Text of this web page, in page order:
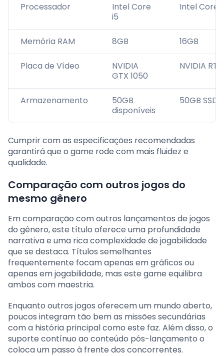
Processador
Intel Core
i5
Intel Core
Memória RAM 8GB 16GB
Placa de Vídeo
NVIDIA
GTX 1050
NVIDIA
Armazenamento
50GB
disponíveis
50GB SSD
Cumprir com as especificações recomendadas
garantirá que o game rode com mais fluidez e
qualidade.
Comparação com outros jogos do
mesmo gênero
Em comparação com outros lançamentos de jogos
do gênero, este título oferece uma profundidade
narrativa e uma rica complexidade de jogabilidade
que se destaca. Títulos semelhantes
frequentemente focam apenas em gráficos ou
apenas em jogabilidade, mas este game equilibra
ambos com maestria.
Enquanto outros jogos oferecem um mundo aberto,
poucos integram tão bem as missões secundárias
com a história principal como este faz. Além disso, o
suporte contínuo ao conteúdo pós-lançamento o
coloca um passo à frente dos concorrentes.